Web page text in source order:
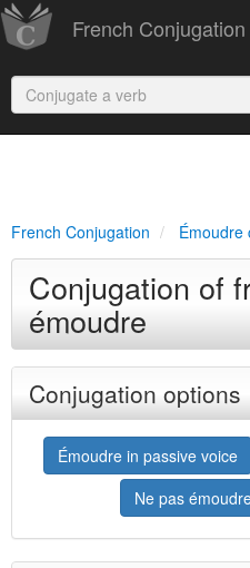
French Conjugation
French Conjugation Émoudre
Conjugation of
émoudre
Conjugation options
Émoudre in passive voice
Ne pas